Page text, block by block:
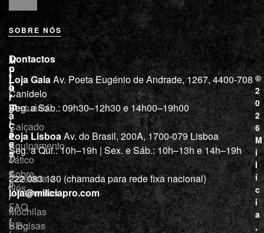
SOBRE NÓS
M
i
l
í
c
i
a
“
D
e
p
r
o
f
L
o
j
a
Vestuário
Calçado
Equipamento
Tático
Cutelaria e
ferramentas
Mochilas
e Bolsas
I
n
f
o
r
m
a
ç
õ
e
s
Sobre
Nós
FAQ
Blog
Contactos
Loja GaiaAv. Poeta Eugénio de Andrade, 1267, 4400-708
Canidelo
Seg. a Sáb.: 09h30–12h30 e 14h00–19h00
Loja LisboaAv. do Brasil, 200A, 1700-079 Lisboa
Seg. a Qui.: 10h–19h | Sex. e Sáb.: 10h–13h e 14h–19h
222 083 130 (chamada para rede fixa nacional)
loja@miliciapro.com
©
2
0
2
6
M
i
l
í
c
i
a
,